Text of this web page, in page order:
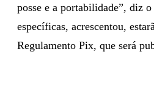
posse e a portabilidade”, diz
específicas, acrescentou,
Regulamento Pix, que será